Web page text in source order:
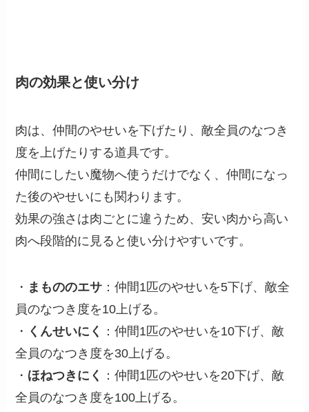
肉の効果と使い分け
肉は、仲間のやせいを下げたり、敵全員のなつき
度を上げたりする道具です。
仲間にしたい魔物へ使うだけでなく、仲間になっ
た後のやせいにも関わります。
効果の強さは肉ごとに違うため、安い肉から高い
肉へ段階的に見ると使い分けやすいです。
・ まもののエサ ：仲間1匹のやせいを5下げ、敵全
員のなつき度を10上げる。
・ くんせいにく
：仲間1匹のやせいを10下げ、敵
全員のなつき度を30上げる。
・ ほねつきにく
：仲間1匹のやせいを20下げ、敵
全員のなつき度を100上げる。